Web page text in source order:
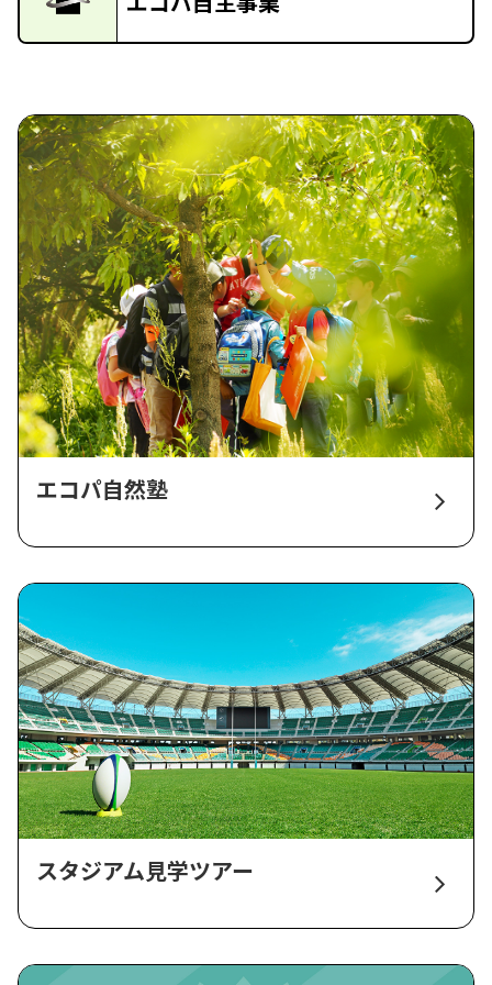
エコパ自然塾
スタジアム見学ツアー